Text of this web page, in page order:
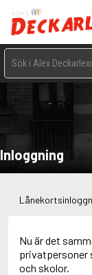
Inloggning
Nu är det
privatpersoner
och skolor.